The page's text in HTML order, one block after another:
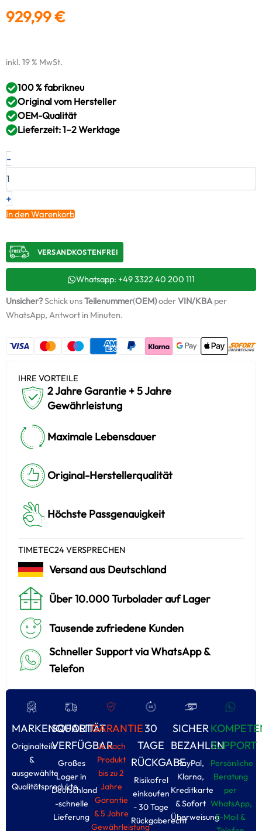
929,99€
inkl. 19 % MwSt.
100 % fabrikneu
Original vom Hersteller
OEM-Qualität
Lieferzeit: 1–2 Werktage
-
Neuer
Original
SEAT
1.9
TDI
03G253014DU
/
54399880068
Montagesatz
Menge
+
In den Warenkorb
VERSANDKOSTENFREI​
Whatsapp: +49 3322 40 200 111
Unsicher?Schick unsTeilenummer(OEM)oderVIN/KBAper
WhatsApp, Antwort in Minuten.
IHRE VORTEILE
2 Jahre Garantie + 5 Jahre
Gewährleistung
Maximale Lebensdauer
Original-Herstellerqualität
Höchste Passgenauigkeit
TIMETEC24 VERSPRECHEN
Versand aus Deutschland
Über 10.000 Turbolader auf Lager
Tausende zufriedene Kunden
Schneller Support via WhatsApp &
Telefon
MARKENQUALITÄT
Originalteile
&
ausgewählte
Qualitätsprodukte
SOFORT
VERFÜGBAR
Großes
Loger in
Deutschland
-schnelle
Lieferung
GARANTIE
Je nach
Produkt
bis zu 2
Jahre
Garantie
& 5 Jahre
Gewährleistung
30
TAGE
RÜCKGABE
Risikofrel
einkoufen
- 30 Tage
Rückgaberecht
SICHER
BEZAHLEN
PayPal,
Klarna,
Kreditkarte
& Sofort
Überweisung
SUPPORT
Persönliche
Beratung
per
WhatsApp,
E-Moil &